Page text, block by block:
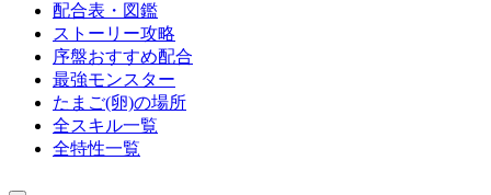
配合表・図鑑
ストーリー攻略
序盤おすすめ配合
最強モンスター
たまご(卵)の場所
全スキル一覧
全特性一覧